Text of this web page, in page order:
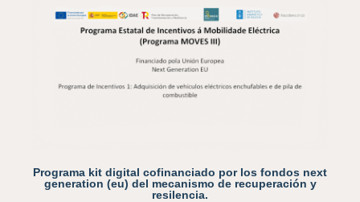
Programa kit digital cofinanciado por los fondos next
generation (eu) del mecanismo de recuperación y
resilencia.